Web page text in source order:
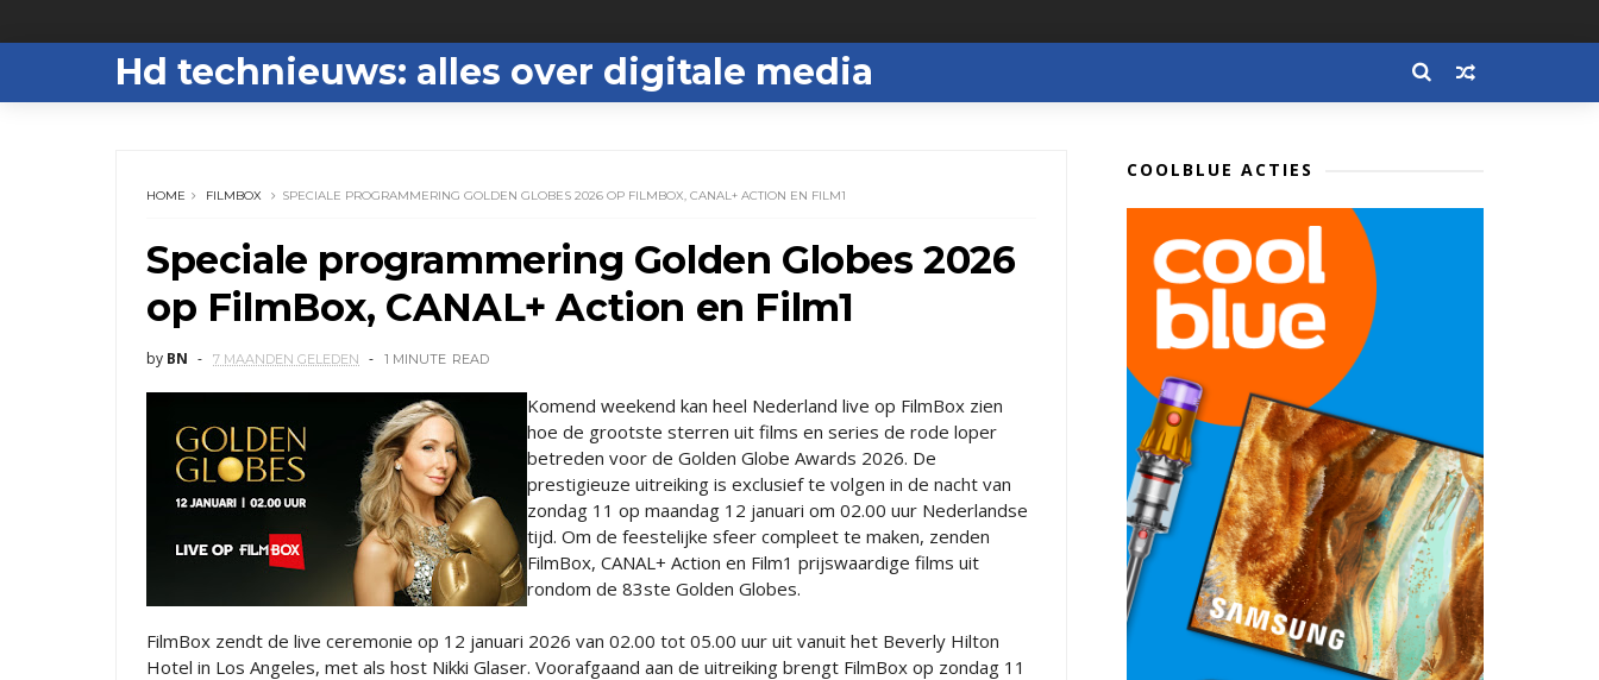
Hd technieuws: alles over digitale media
HOME FILMBOX SPECIALE PROGRAMMERING GOLDEN GLOBES 2026 OP FILMBOX, CANAL+ ACTION EN FILM1
Speciale programmering Golden Globes 2026
op FilmBox, CANAL+ Action en Film1
by BN 7 MAANDEN GELEDEN 1 MINUTE READ
Komend weekend kan heel Nederland live op FilmBox zien
hoe de grootste sterren uit films en series de rode loper
betreden voor de Golden Globe Awards 2026. De
prestigieuze uitreiking is exclusief te volgen in de nacht van
zondag 11 op maandag 12 januari om 02.00 uur Nederlandse
tijd. Om de feestelijke sfeer compleet te maken, zenden
FilmBox, CANAL+ Action en Film1 prijswaardige films uit
rondom de 83ste Golden Globes.
FilmBox zendt de live ceremonie op 12 januari 2026 van 02.00 tot 05.00 uur uit vanuit het Beverly Hilton
Hotel in Los Angeles, met als host Nikki Glaser. Voorafgaand aan de uitreiking brengt FilmBox op zondag 11
COOLBLUE ACTIES